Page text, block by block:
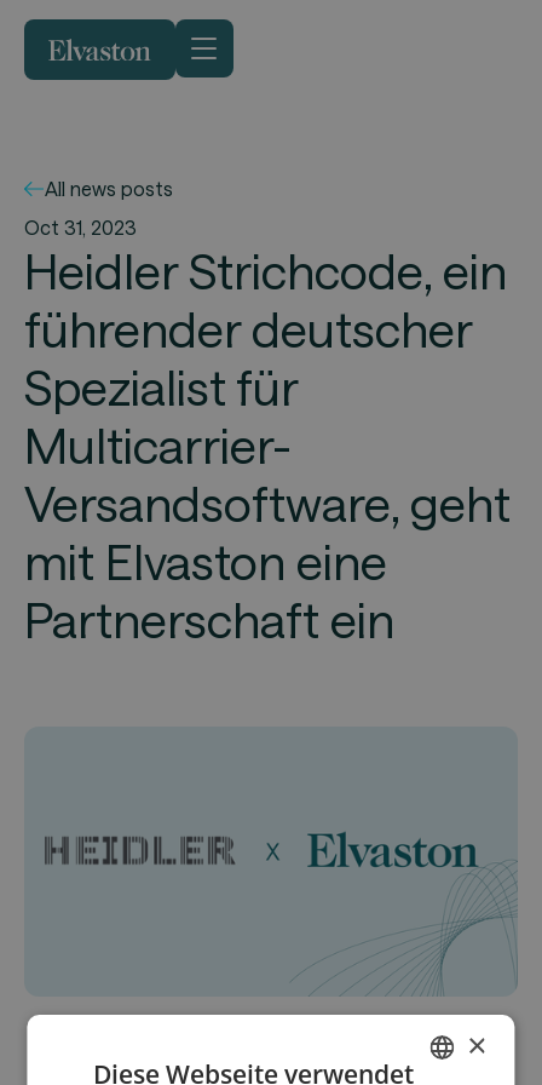
All news posts
Oct 31, 2023
Heidler Strichcode, ein
führender deutscher
Spezialist für
Multicarrier-
Versandsoftware, geht
mit Elvaston eine
Partnerschaft ein
×
Diese Webseite verwendet